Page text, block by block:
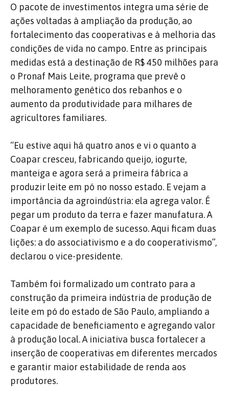
O pacote de investimentos integra uma série de
ações voltadas à ampliação da produção, ao
fortalecimento das cooperativas e à melhoria das
condições de vida no campo. Entre as principais
medidas está a destinação de R$ 450 milhões para
o Pronaf Mais Leite, programa que prevê o
melhoramento genético dos rebanhos e o
aumento da produtividade para milhares de
agricultores familiares.
“Eu estive aqui há quatro anos e vi o quanto a
Coapar cresceu, fabricando queijo, iogurte,
manteiga e agora será a primeira fábrica a
produzir leite em pó no nosso estado. E vejam a
importância da agroindústria: ela agrega valor. É
pegar um produto da terra e fazer manufatura. A
Coapar é um exemplo de sucesso. Aqui ficam duas
lições: a do associativismo e a do cooperativismo”,
declarou o vice-presidente.
Também foi formalizado um contrato para a
construção da primeira indústria de produção de
leite em pó do estado de São Paulo, ampliando a
capacidade de beneficiamento e agregando valor
à produção local. A iniciativa busca fortalecer a
inserção de cooperativas em diferentes mercados
e garantir maior estabilidade de renda aos
produtores.